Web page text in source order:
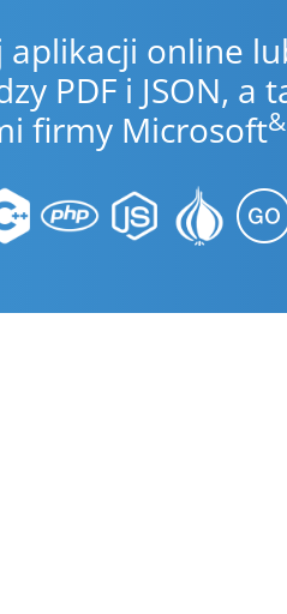
aplikacji online
PDF i JSON, a
firmy Microsoft